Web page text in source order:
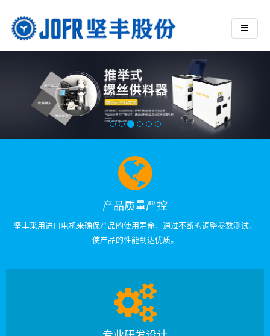
产品质量严控
坚丰采用进口电机来确保产品的使用寿命，通过不断的调整参数测试，
使产品的性能到达优质。